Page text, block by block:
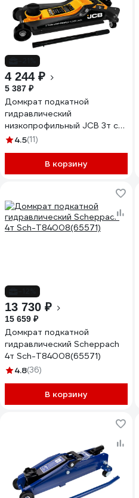
4 244 ₽
5 387 ₽
Домкрат подкатной
гидравлический
низкопрофильный JCB 3т с
поворотной ручкой JCB-
4.5(11)
В корзину
13 730 ₽
15 659 ₽
Домкрат подкатной
гидравлический Scheppach
4т Sch-T84008(65571)
4.8(36)
В корзину